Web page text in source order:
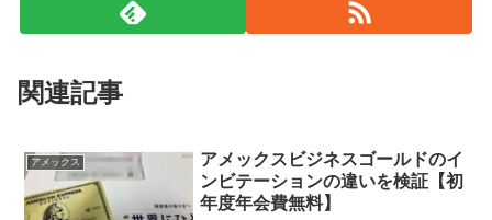
関連記事
アメックス
アメックスビジネスゴールドのイ
ンビテーションの違いを検証【初
年度年会費無料】